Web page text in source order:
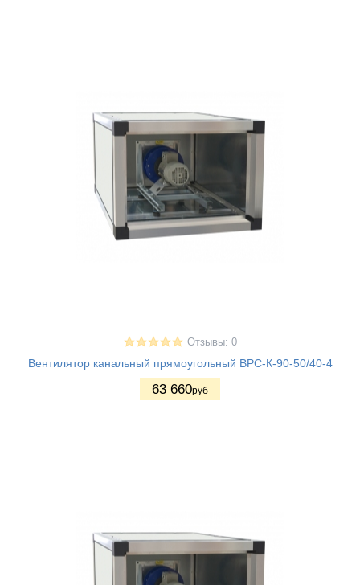
Отзывы: 0
Вентилятор канальный прямоугольный ВРС-К-90-50/40-4
63 660руб